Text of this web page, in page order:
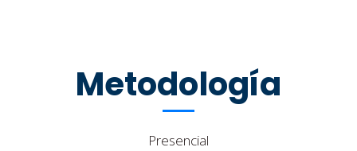
Metodología
Presencial